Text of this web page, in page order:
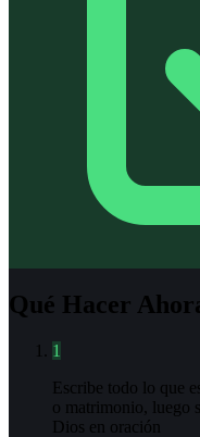
Qué Hacer
1
Escribe todo lo que
o matrimonio, luego
Dios en oración